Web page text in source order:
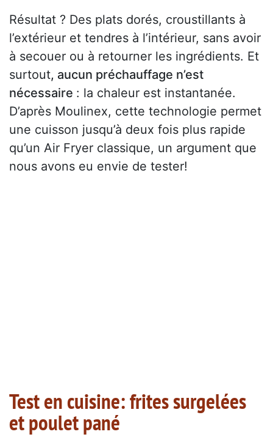
Résultat ? Des plats dorés, croustillants à
l’extérieur et tendres à l’intérieur, sans avoir
à secouer ou à retourner les ingrédients. Et
surtout, aucun préchauffage n’est
nécessaire : la chaleur est instantanée.
D’après Moulinex, cette technologie permet
une cuisson jusqu’à deux fois plus rapide
qu’un Air Fryer classique, un argument que
nous avons eu envie de tester!
Test en cuisine: frites surgelées
et poulet pané